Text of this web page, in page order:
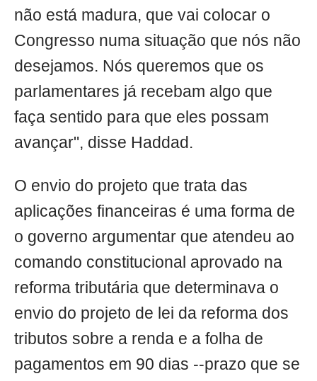
não está madura, que vai colocar o
Congresso numa situação que nós não
desejamos. Nós queremos que os
parlamentares já recebam algo que
faça sentido para que eles possam
avançar", disse Haddad.
O envio do projeto que trata das
aplicações financeiras é uma forma de
o governo argumentar que atendeu ao
comando constitucional aprovado na
reforma tributária que determinava o
envio do projeto de lei da reforma dos
tributos sobre a renda e a folha de
pagamentos em 90 dias --prazo que se